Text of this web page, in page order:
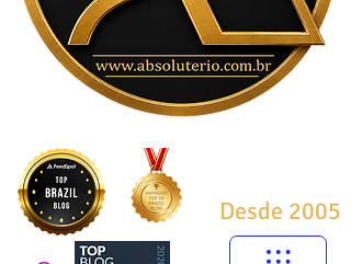
Desde 2005